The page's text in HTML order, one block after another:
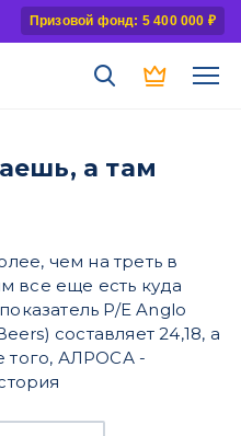
Призовой фонд: 5 400 000 ₽
а там
чем на треть в
все еще есть куда
P/E Anglo
составляет 24,18, а
того, АЛРОСА -